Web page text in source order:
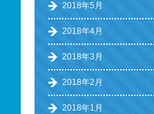
2018年5月
2018年4月
2018年3月
2018年2月
2018年1月